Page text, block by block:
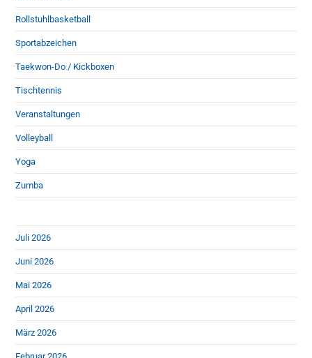
Rollstuhlbasketball
Sportabzeichen
Taekwon-Do / Kickboxen
Tischtennis
Veranstaltungen
Volleyball
Yoga
Zumba
Juli 2026
Juni 2026
Mai 2026
April 2026
März 2026